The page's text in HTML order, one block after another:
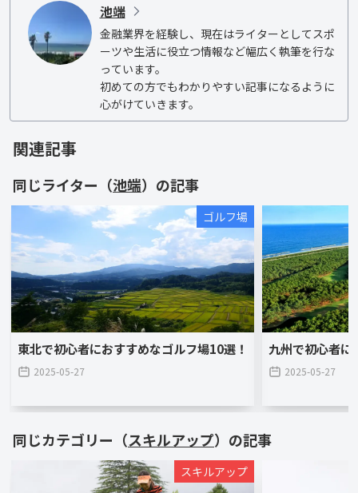
池端
金融業界を経験し、現在はライターとしてスポ
ーツや生活に役立つ情報など幅広く執筆を行な
っています。
初めての方でもわかりやすい記事になるように
心がけていきます。
関連記事
同じライター（池端）の記事
ゴルフ場
東北で初心者におすすめなゴルフ場10選！
2025-05-27
九州で初心者
2025-05-27
同じカテゴリー（スキルアップ）の記事
スキルアップ